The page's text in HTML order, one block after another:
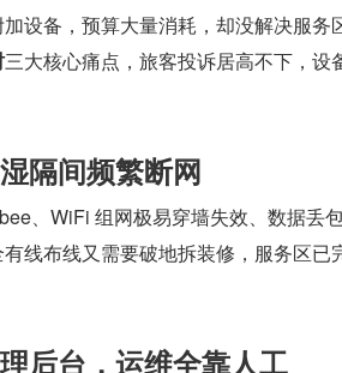
设备，预算大量消耗，却没解决服务
三大核心痛点，旅客投诉居高不下，设
隔间频繁断网
、WiFi 组网极易穿墙失效、数据丢
线布线又需要破地拆装修，服务区已
后台，运维全靠人工